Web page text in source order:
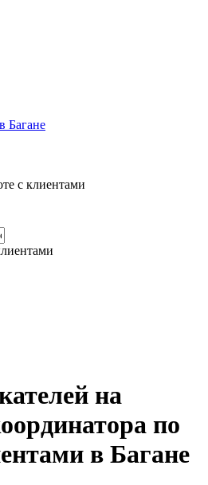
Багане
с клиентами
на
по
в Багане